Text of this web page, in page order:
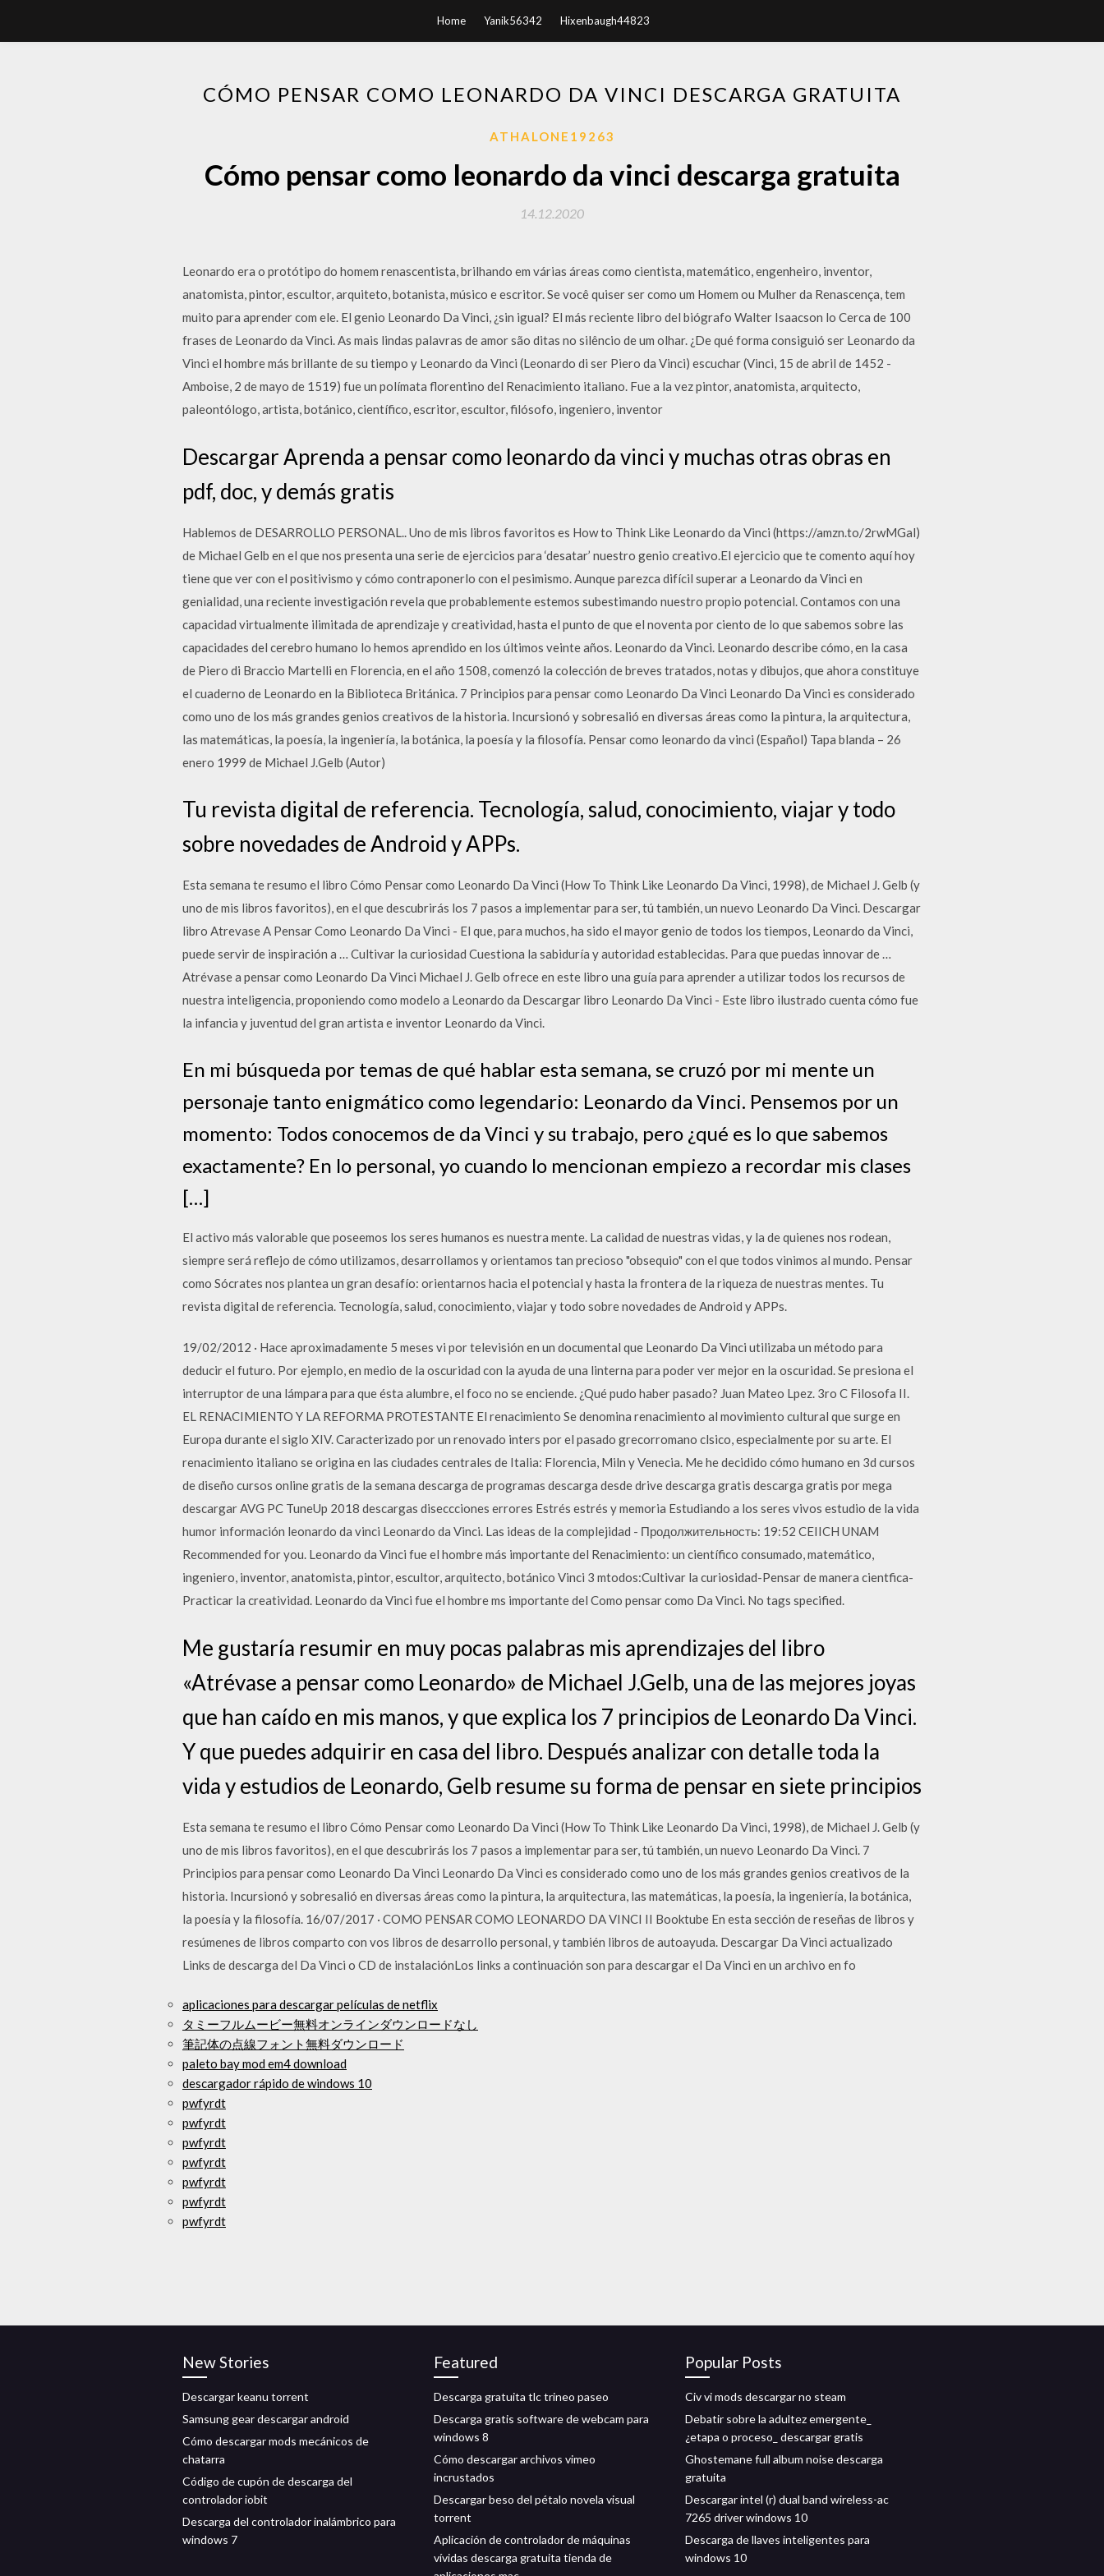
Home Yanik56342 Hixenbaugh44823
CÓMO PENSAR COMO LEONARDO DA VINCI DESCARGA GRATUITA
ATHALONE19263
Cómo pensar como leonardo da vinci descarga gratuita
14.12.2020
Leonardo era o protótipo do homem renascentista, brilhando em várias áreas como cientista, matemático, engenheiro, inventor,
anatomista, pintor, escultor, arquiteto, botanista, músico e escritor. Se você quiser ser como um Homem ou Mulher da Renascença, tem
muito para aprender com ele. El genio Leonardo Da Vinci, ¿sin igual? El más reciente libro del biógrafo Walter Isaacson lo Cerca de 100
frases de Leonardo da Vinci. As mais lindas palavras de amor são ditas no silêncio de um olhar. ¿De qué forma consiguió ser Leonardo da
Vinci el hombre más brillante de su tiempo y Leonardo da Vinci (Leonardo di ser Piero da Vinci) escuchar (Vinci, 15 de abril de 1452 -
Amboise, 2 de mayo de 1519) fue un polímata florentino del Renacimiento italiano. Fue a la vez pintor, anatomista, arquitecto,
paleontólogo, artista, botánico, científico, escritor, escultor, filósofo, ingeniero, inventor
Descargar Aprenda a pensar como leonardo da vinci y muchas otras obras en
pdf, doc, y demás gratis
Hablemos de DESARROLLO PERSONAL.. Uno de mis libros favoritos es How to Think Like Leonardo da Vinci (https://amzn.to/2rwMGal)
de Michael Gelb en el que nos presenta una serie de ejercicios para ‘desatar’ nuestro genio creativo.El ejercicio que te comento aquí hoy
tiene que ver con el positivismo y cómo contraponerlo con el pesimismo. Aunque parezca difícil superar a Leonardo da Vinci en
genialidad, una reciente investigación revela que probablemente estemos subestimando nuestro propio potencial. Contamos con una
capacidad virtualmente ilimitada de aprendizaje y creatividad, hasta el punto de que el noventa por ciento de lo que sabemos sobre las
capacidades del cerebro humano lo hemos aprendido en los últimos veinte años. Leonardo da Vinci. Leonardo describe cómo, en la casa
de Piero di Braccio Martelli en Florencia, en el año 1508, comenzó la colección de breves tratados, notas y dibujos, que ahora constituye
el cuaderno de Leonardo en la Biblioteca Británica. 7 Principios para pensar como Leonardo Da Vinci Leonardo Da Vinci es considerado
como uno de los más grandes genios creativos de la historia. Incursionó y sobresalió en diversas áreas como la pintura, la arquitectura,
las matemáticas, la poesía, la ingeniería, la botánica, la poesía y la filosofía. Pensar como leonardo da vinci (Español) Tapa blanda – 26
enero 1999 de Michael J.Gelb (Autor)
Tu revista digital de referencia. Tecnología, salud, conocimiento, viajar y todo
sobre novedades de Android y APPs.
Esta semana te resumo el libro Cómo Pensar como Leonardo Da Vinci (How To Think Like Leonardo Da Vinci, 1998), de Michael J. Gelb (y
uno de mis libros favoritos), en el que descubrirás los 7 pasos a implementar para ser, tú también, un nuevo Leonardo Da Vinci. Descargar
libro Atrevase A Pensar Como Leonardo Da Vinci - El que, para muchos, ha sido el mayor genio de todos los tiempos, Leonardo da Vinci,
puede servir de inspiración a … Cultivar la curiosidad Cuestiona la sabiduría y autoridad establecidas. Para que puedas innovar de …
Atrévase a pensar como Leonardo Da Vinci Michael J. Gelb ofrece en este libro una guía para aprender a utilizar todos los recursos de
nuestra inteligencia, proponiendo como modelo a Leonardo da Descargar libro Leonardo Da Vinci - Este libro ilustrado cuenta cómo fue
la infancia y juventud del gran artista e inventor Leonardo da Vinci.
En mi búsqueda por temas de qué hablar esta semana, se cruzó por mi mente un
personaje tanto enigmático como legendario: Leonardo da Vinci. Pensemos por un
momento: Todos conocemos de da Vinci y su trabajo, pero ¿qué es lo que sabemos
exactamente? En lo personal, yo cuando lo mencionan empiezo a recordar mis clases
[…]
El activo más valorable que poseemos los seres humanos es nuestra mente. La calidad de nuestras vidas, y la de quienes nos rodean,
siempre será reflejo de cómo utilizamos, desarrollamos y orientamos tan precioso "obsequio" con el que todos vinimos al mundo. Pensar
como Sócrates nos plantea un gran desafío: orientarnos hacia el potencial y hasta la frontera de la riqueza de nuestras mentes. Tu
revista digital de referencia. Tecnología, salud, conocimiento, viajar y todo sobre novedades de Android y APPs.
19/02/2012 · Hace aproximadamente 5 meses vi por televisión en un documental que Leonardo Da Vinci utilizaba un método para
deducir el futuro. Por ejemplo, en medio de la oscuridad con la ayuda de una linterna para poder ver mejor en la oscuridad. Se presiona el
interruptor de una lámpara para que ésta alumbre, el foco no se enciende. ¿Qué pudo haber pasado? Juan Mateo Lpez. 3ro C Filosofa II.
EL RENACIMIENTO Y LA REFORMA PROTESTANTE El renacimiento Se denomina renacimiento al movimiento cultural que surge en
Europa durante el siglo XIV. Caracterizado por un renovado inters por el pasado grecorromano clsico, especialmente por su arte. El
renacimiento italiano se origina en las ciudades centrales de Italia: Florencia, Miln y Venecia. Me he decidido cómo humano en 3d cursos
de diseño cursos online gratis de la semana descarga de programas descarga desde drive descarga gratis descarga gratis por mega
descargar AVG PC TuneUp 2018 descargas diseccciones errores Estrés estrés y memoria Estudiando a los seres vivos estudio de la vida
humor información leonardo da vinci Leonardo da Vinci. Las ideas de la complejidad - Продолжительность: 19:52 CEIICH UNAM
Recommended for you. Leonardo da Vinci fue el hombre más importante del Renacimiento: un científico consumado, matemático,
ingeniero, inventor, anatomista, pintor, escultor, arquitecto, botánico Vinci 3 mtodos:Cultivar la curiosidad-Pensar de manera cientfica-
Practicar la creatividad. Leonardo da Vinci fue el hombre ms importante del Como pensar como Da Vinci. No tags specified.
Me gustaría resumir en muy pocas palabras mis aprendizajes del libro
«Atrévase a pensar como Leonardo» de Michael J.Gelb, una de las mejores joyas
que han caído en mis manos, y que explica los 7 principios de Leonardo Da Vinci.
Y que puedes adquirir en casa del libro. Después analizar con detalle toda la
vida y estudios de Leonardo, Gelb resume su forma de pensar en siete principios
Esta semana te resumo el libro Cómo Pensar como Leonardo Da Vinci (How To Think Like Leonardo Da Vinci, 1998), de Michael J. Gelb (y
uno de mis libros favoritos), en el que descubrirás los 7 pasos a implementar para ser, tú también, un nuevo Leonardo Da Vinci. 7
Principios para pensar como Leonardo Da Vinci Leonardo Da Vinci es considerado como uno de los más grandes genios creativos de la
historia. Incursionó y sobresalió en diversas áreas como la pintura, la arquitectura, las matemáticas, la poesía, la ingeniería, la botánica,
la poesía y la filosofía. 16/07/2017 · COMO PENSAR COMO LEONARDO DA VINCI II Booktube En esta sección de reseñas de libros y
resúmenes de libros comparto con vos libros de desarrollo personal, y también libros de autoayuda. Descargar Da Vinci actualizado
Links de descarga del Da Vinci o CD de instalaciónLos links a continuación son para descargar el Da Vinci en un archivo en fo
aplicaciones para descargar películas de netflix
タミーフルムービー無料オンラインダウンロードなし
筆記体の点線フォント無料ダウンロード
paleto bay mod em4 download
descargador rápido de windows 10
pwfyrdt
pwfyrdt
pwfyrdt
pwfyrdt
pwfyrdt
pwfyrdt
pwfyrdt
New Stories
Descargar keanu torrent
Samsung gear descargar android
Cómo descargar mods mecánicos de
chatarra
Código de cupón de descarga del
controlador iobit
Descarga del controlador inalámbrico para
windows 7
Featured
Descarga gratuita tlc trineo paseo
Descarga gratis software de webcam para
windows 8
Cómo descargar archivos vimeo
incrustados
Descargar beso del pétalo novela visual
torrent
Aplicación de controlador de máquinas
vívidas descarga gratuita tienda de
Popular Posts
Civ vi mods descargar no steam
Debatir sobre la adultez emergente_
¿etapa o proceso_ descargar gratis
Ghostemane full album noise descarga
gratuita
Descargar intel (r) dual band wireless-ac
7265 driver windows 10
Descarga de llaves inteligentes para
windows 10